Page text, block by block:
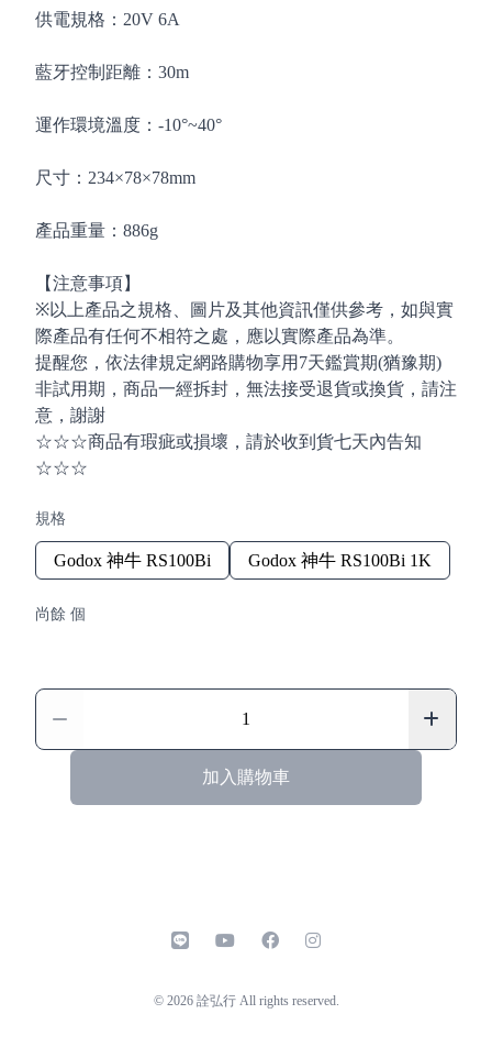
供電規格：20V 6A
藍牙控制距離：30m
運作環境溫度：-10°~40°
尺寸：234×78×78mm
產品重量：886g
【注意事項】
※以上產品之規格、圖片及其他資訊僅供參考，如與實
際產品有任何不相符之處，應以實際產品為準。
提醒您，依法律規定網路購物享用7天鑑賞期(猶豫期)
非試用期，商品一經拆封，無法接受退貨或換貨，請注
意，謝謝
☆☆☆商品有瑕疵或損壞，請於收到貨七天內告知
☆☆☆
規格
Godox 神牛 RS100Bi Godox 神牛 RS100Bi 1K
尚餘 個
加入購物車
line youtubefacebookinstagram
© 2026 詮弘行 All rights reserved.